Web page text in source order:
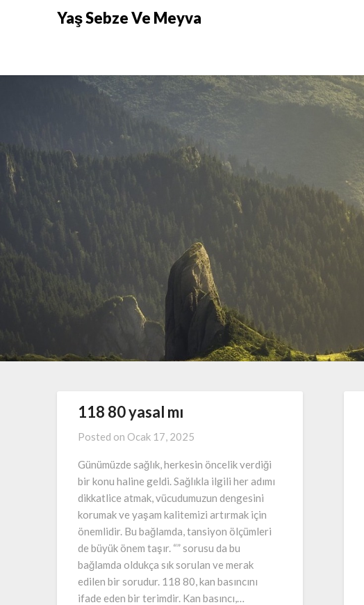
Yaş Sebze Ve Meyva
118 80 yasal mı
Posted on Ocak 17, 2025
Günümüzde sağlık, herkesin öncelik verdiği
bir konu haline geldi. Sağlıkla ilgili her adımı
dikkatlice atmak, vücudumuzun dengesini
korumak ve yaşam kalitemizi artırmak için
önemlidir. Bu bağlamda, tansiyon ölçümleri
de büyük önem taşır. “” sorusu da bu
bağlamda oldukça sık sorulan ve merak
edilen bir sorudur. 118 80, kan basıncını
ifade eden bir terimdir. Kan basıncı,…